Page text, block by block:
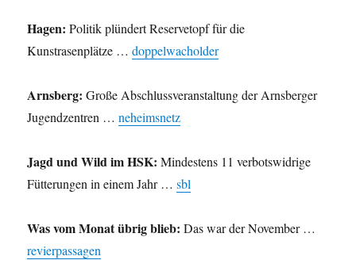
Hagen: Politik plündert Reservetopf für die
Kunstrasenplätze …doppelwacholder
Arnsberg: Große Abschlussveranstaltung der Arnsberger
Jugendzentren …neheimsnetz
Jagd und Wild im HSK: Mindestens 11 verbotswidrige
Fütterungen in einem Jahr …sbl
Was vom Monat übrig blieb: Das war der November …
revierpassagen